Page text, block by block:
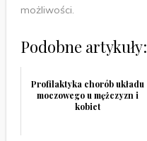
możliwości.
Podobne artykuły:
Profilaktyka chorób układu
moczowego u mężczyzn i
kobiet